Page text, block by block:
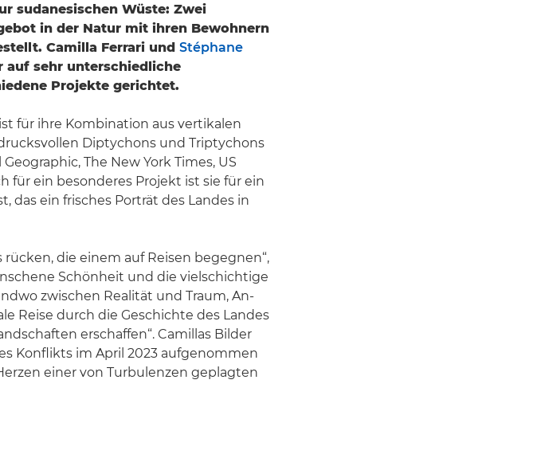
sudanesischen Wüste: Zwei
in der Natur mit ihren Bewohnern
Camilla Ferrari und Stéphane
auf sehr unterschiedliche
Projekte gerichtet.
für ihre Kombination aus vertikalen
Diptychons und Triptychons
The New York Times, US
für ein besonderes Projekt ist sie für ein
das ein frisches Porträt des Landes in
die einem auf Reisen begegnen“,
Schönheit und die vielschichtige
zwischen Realität und Traum, An-
Reise durch die Geschichte des Landes
erschaffen“. Camillas Bilder
Konflikts im April 2023 aufgenommen
einer von Turbulenzen geplagten